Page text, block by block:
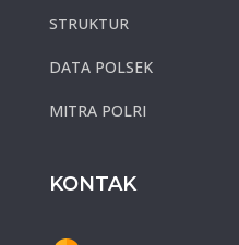
STRUKTUR
DATA POLSEK
MITRA POLRI
KONTAK